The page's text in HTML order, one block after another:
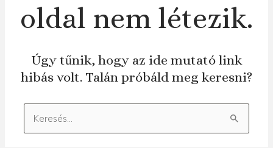
oldal nem létezik.
Úgy tűnik, hogy az ide mutató link
hibás volt. Talán próbáld meg keresni?
Keresés: